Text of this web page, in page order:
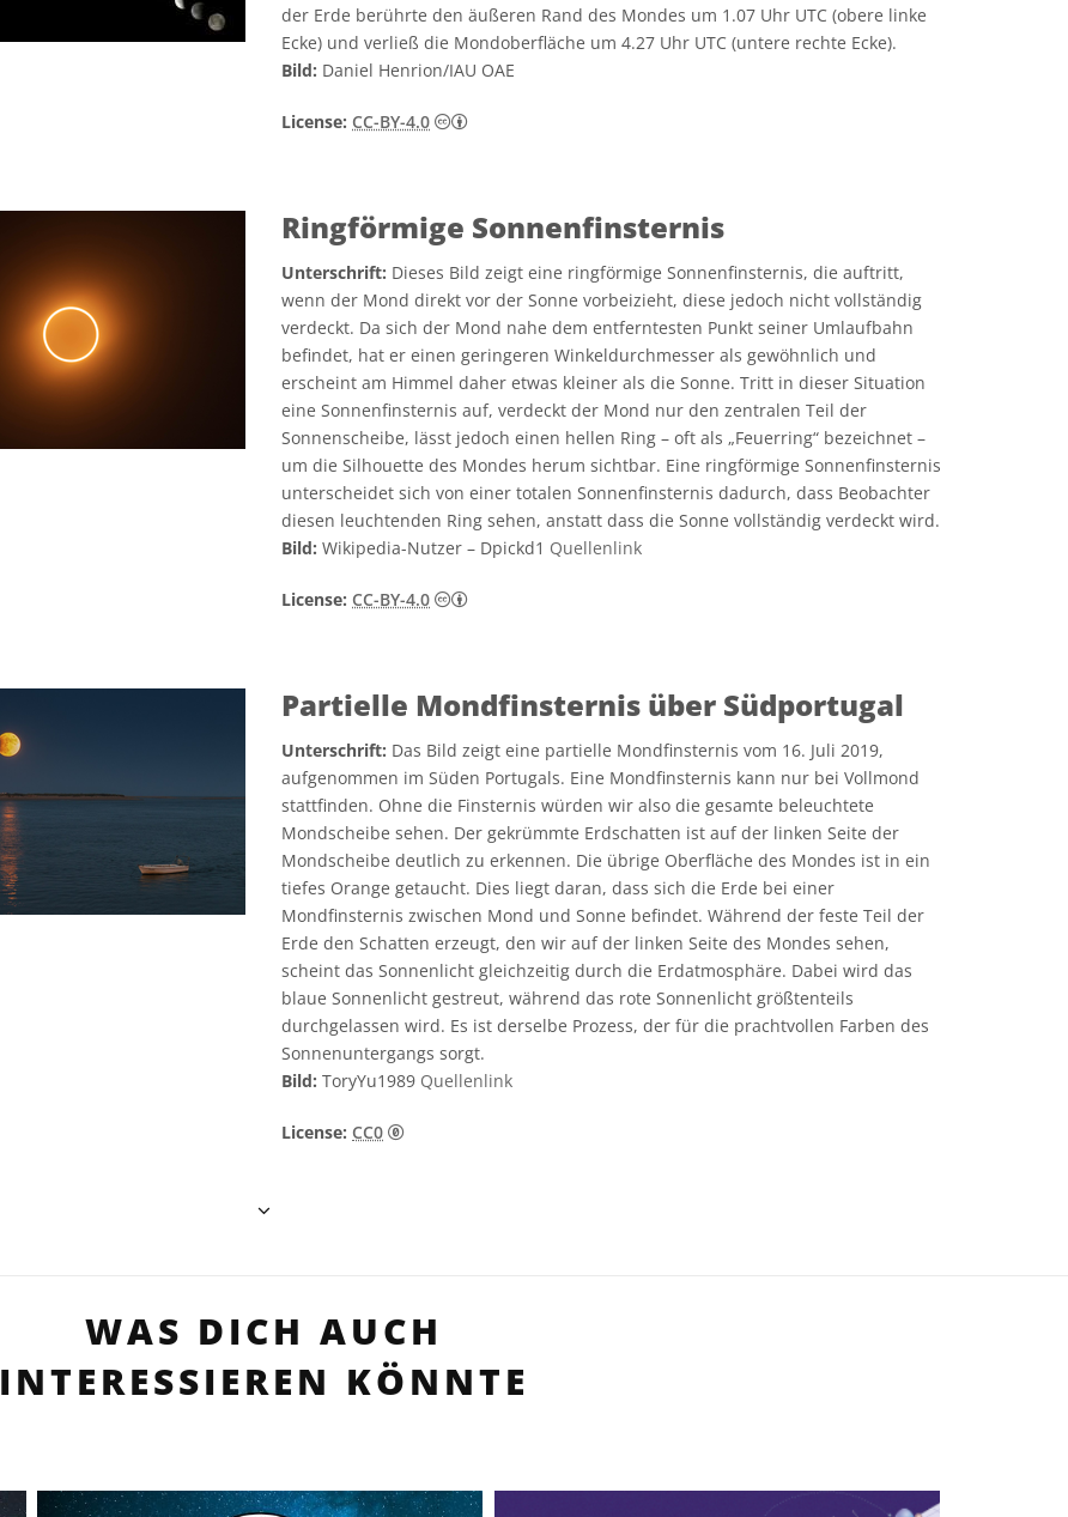
der Erde berührte den äußeren Rand des Mondes um 1.07 Uhr UTC (obere linke
Ecke) und verließ die Mondoberfläche um 4.27 Uhr UTC (untere rechte Ecke).
Bild: Daniel Henrion/IAU OAE
License: CC-BY-4.0 Creative Commons Namensnennung 4.0 International (CC BY 4.0) Symbole
Ringförmige Sonnenfinsternis
Unterschrift: Dieses Bild zeigt eine ringförmige Sonnenfinsternis, die auftritt,
wenn der Mond direkt vor der Sonne vorbeizieht, diese jedoch nicht vollständig
verdeckt. Da sich der Mond nahe dem entferntesten Punkt seiner Umlaufbahn
befindet, hat er einen geringeren Winkeldurchmesser als gewöhnlich und
erscheint am Himmel daher etwas kleiner als die Sonne. Tritt in dieser Situation
eine Sonnenfinsternis auf, verdeckt der Mond nur den zentralen Teil der
Sonnenscheibe, lässt jedoch einen hellen Ring – oft als „Feuerring“ bezeichnet –
um die Silhouette des Mondes herum sichtbar. Eine ringförmige Sonnenfinsternis
unterscheidet sich von einer totalen Sonnenfinsternis dadurch, dass Beobachter
diesen leuchtenden Ring sehen, anstatt dass die Sonne vollständig verdeckt wird.
Bild: Wikipedia-Nutzer – Dpickd1 Quellenlink
License: CC-BY-4.0 Creative Commons Namensnennung 4.0 International (CC BY 4.0) Symbole
Partielle Mondfinsternis über Südportugal
Unterschrift: Das Bild zeigt eine partielle Mondfinsternis vom 16. Juli 2019,
aufgenommen im Süden Portugals. Eine Mondfinsternis kann nur bei Vollmond
stattfinden. Ohne die Finsternis würden wir also die gesamte beleuchtete
Mondscheibe sehen. Der gekrümmte Erdschatten ist auf der linken Seite der
Mondscheibe deutlich zu erkennen. Die übrige Oberfläche des Mondes ist in ein
tiefes Orange getaucht. Dies liegt daran, dass sich die Erde bei einer
Mondfinsternis zwischen Mond und Sonne befindet. Während der feste Teil der
Erde den Schatten erzeugt, den wir auf der linken Seite des Mondes sehen,
scheint das Sonnenlicht gleichzeitig durch die Erdatmosphäre. Dabei wird das
blaue Sonnenlicht gestreut, während das rote Sonnenlicht größtenteils
durchgelassen wird. Es ist derselbe Prozess, der für die prachtvollen Farben des
Sonnenuntergangs sorgt.
Bild: ToryYu1989 Quellenlink
License: CC0 CC0 1.0 Universell (CC0 1.0) Public Domain Dedication Symbole
WAS DICH AUCH
INTERESSIEREN KÖNNTE